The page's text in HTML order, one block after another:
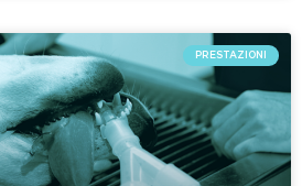
PRESTAZIONI